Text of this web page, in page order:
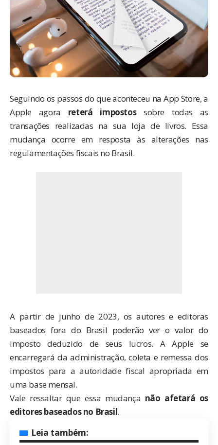
Seguindo os passos do queaconteceu na App Store, a
Apple agora reterá impostossobre todas as
transações realizadas na sua loja de livros. Essa
mudança ocorre em resposta às alterações nas
regulamentações fiscais no Brasil.
A partir de junho de 2023, os autores e editoras
baseados fora do Brasil poderão ver o valor do
imposto deduzido de seus lucros. A Apple se
encarregará da administração, coleta e remessa dos
impostos para a autoridade fiscal apropriada em
uma base mensal.
Vale ressaltar que essa mudança não afetará os
editores baseados no Brasil.
Leia também: